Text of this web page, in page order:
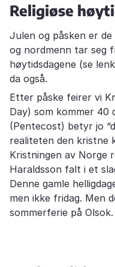
Religiøse
Julen og påsken er
og nordmenn tar seg
høytidsdagene (se
da også.
Etter påske feirer vi
Day) som kommer 40
(Pentecost) betyr jo
realiteten den kristne
Kristningen av Norge
Haraldsson falt i et
Denne gamle
men ikke fridag. Men
sommerferie på Olsok.